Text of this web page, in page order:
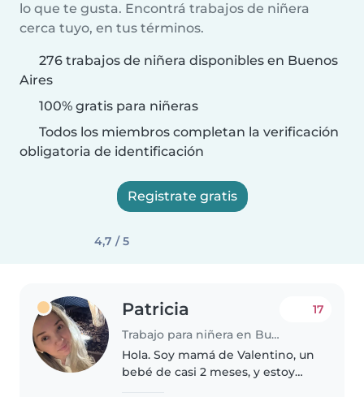
lo que te gusta. Encontrá trabajos de niñera
cerca tuyo, en tus términos.
276 trabajos de niñera disponibles en Buenos
Aires
100% gratis para niñeras
Todos los miembros completan la verificación
obligatoria de identificación
Registrate gratis
4,7 / 5
Patricia
Trabajo para niñera en Buenos Aires
17
Hola. Soy mamá de Valentino, un
bebé de casi 2 meses, y estoy